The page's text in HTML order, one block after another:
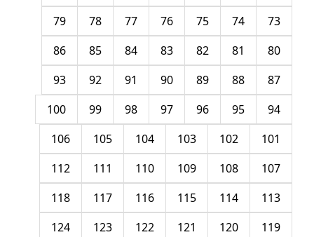
73
74
75
76
77
78
79
80
81
82
83
84
85
86
87
88
89
90
91
92
93
94
95
96
97
98
99
100
101
102
103
104
105
106
107
108
109
110
111
112
113
114
115
116
117
118
119
120
121
122
123
124